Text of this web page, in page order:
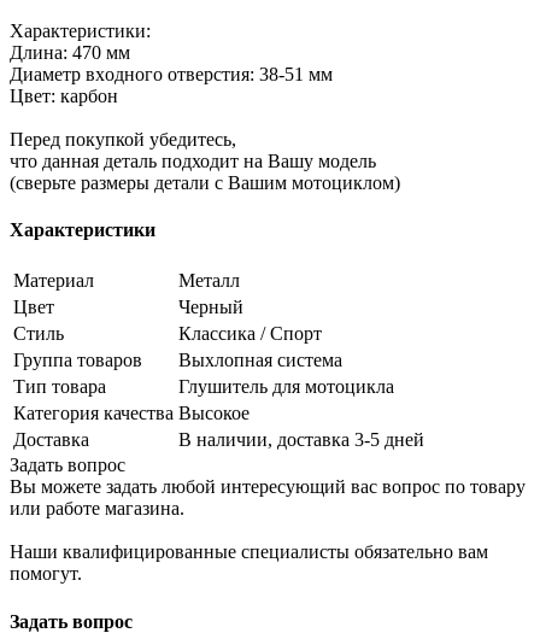
Характеристики:
Длина: 470 мм
Диамeтp вхoднoго oтвepcтия: 38-51 мм
Цвeт: карбон
Перед покупкой убедитесь,
что данная деталь подходит на Вашу модель
(сверьте размеры детали с Вашим мотоциклом)
Характеристики
Материал
Металл
Цвет
Черный
Стиль
Классика / Спорт
Группа товаров
Выхлопная система
Тип товара
Глушитель для мотоцикла
Категория качества Высокое
Доставка
В наличии, доставка 3-5 дней
Задать вопрос
Вы можете задать любой интересующий вас вопрос по товару
или работе магазина.
Наши квалифицированные специалисты обязательно вам
помогут.
Задать вопрос